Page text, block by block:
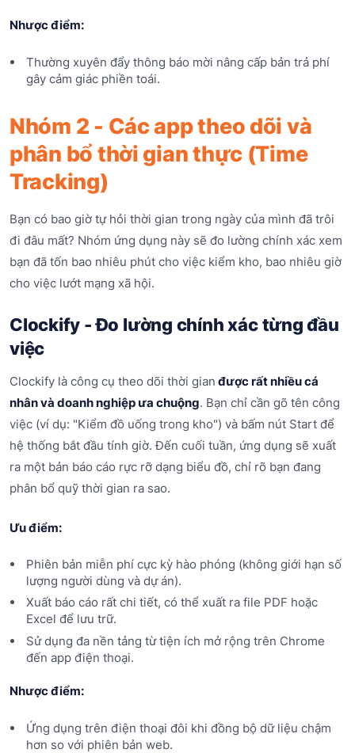
Nhược điểm:
Thường xuyên đẩy thông báo mời nâng cấp bản trả phí
gây cảm giác phiền toái.
Nhóm 2 - Các app theo dõi và
phân bổ thời gian thực (Time
Tracking)
Bạn có bao giờ tự hỏi thời gian trong ngày của mình đã trôi
đi đâu mất? Nhóm ứng dụng này sẽ đo lường chính xác xem
bạn đã tốn bao nhiêu phút cho việc kiểm kho, bao nhiêu giờ
cho việc lướt mạng xã hội.
Clockify - Đo lường chính xác từng đầu
việc
Clockify là công cụ theo dõi thời gian được rất nhiều cá
nhân và doanh nghiệp ưa chuộng. Bạn chỉ cần gõ tên công
việc (ví dụ: "Kiểm đồ uống trong kho") và bấm nút Start để
hệ thống bắt đầu tính giờ. Đến cuối tuần, ứng dụng sẽ xuất
ra một bản báo cáo rực rỡ dạng biểu đồ, chỉ rõ bạn đang
phân bổ quỹ thời gian ra sao.
Ưu điểm:
Phiên bản miễn phí cực kỳ hào phóng (không giới hạn số
lượng người dùng và dự án).
Xuất báo cáo rất chi tiết, có thể xuất ra file PDF hoặc
Excel để lưu trữ.
Sử dụng đa nền tảng từ tiện ích mở rộng trên Chrome
đến app điện thoại.
Nhược điểm:
Ứng dụng trên điện thoại đôi khi đồng bộ dữ liệu chậm
hơn so với phiên bản web.